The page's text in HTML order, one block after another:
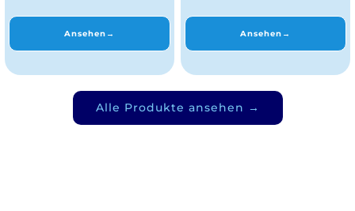
Ansehen→ Ansehen→
Alle Produkte ansehen →